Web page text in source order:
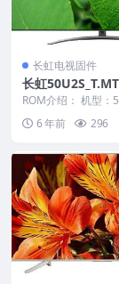
长虹电视固件
长虹
_V500DK2-
104_205127直
厂刷机固件下载
ROM介绍： 机型：
芯：MT5508 固件
T... 6 年前 296